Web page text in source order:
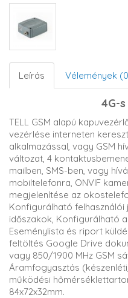
Leírás Vélemények
4G-
TELL GSM alapú
vezérlése interneten
alkalmazással, vagy GSM
változat, 4
mailben, SMS-ben, vagy
mobiltelefonra, ONVIF
megjelenítése az
Konfigurálható
időszakok, Konfigurálható
Eseménylista és riport
feltöltés Google Drive
vagy 850/1900 MHz GSM
Áramfogyasztás
működési
84x72x32mm.